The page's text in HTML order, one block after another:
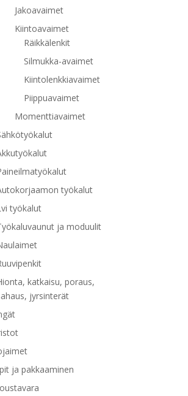
Jakoavaimet
Kiintoavaimet
Räikkälenkit
Silmukka-avaimet
Kiintolenkkiavaimet
Piippuavaimet
Momenttiavaimet
työkalut
työkalut
ja moduulit
katkaisu, poraus,
jyrsinterät
ja pakkaaminen